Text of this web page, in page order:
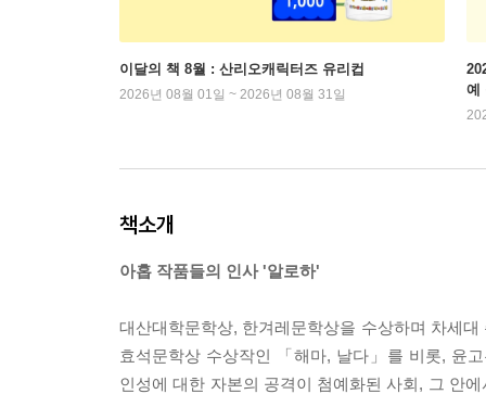
이달의 책 8월 : 산리오캐릭터즈 유리컵
2026년 08월 01일 ~ 2026년 08월 31일
예
책소개
아홉 작품들의 인사 '알로하'
대산대학문학상, 한겨레문학상을 수상하며 차세
효석문학상 수상작인 「해마, 날다」를 비롯, 윤
인성에 대한 자본의 공격이 첨예화된 사회, 그 안